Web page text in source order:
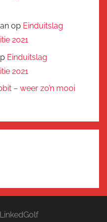
op Einduitslag
2021
Einduitslag
2021
– weer zo’n mooi